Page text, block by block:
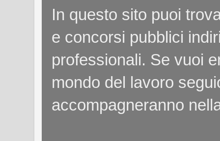
In questo sito puoi
e concorsi pubblici
professionali. Se vuoi
mondo del lavoro
accompagneranno